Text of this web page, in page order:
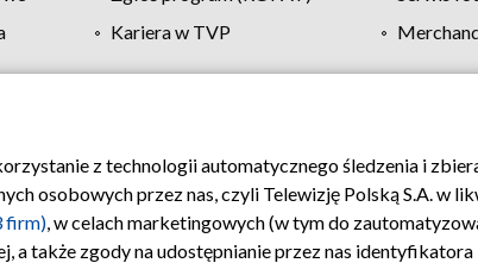
Kariera w TVP
prywatności Moje zgody Pomoc Biuro
z technologii automatycznego śledzenia i
osobowych przez nas, czyli Telewizję Polską S.A. w
firm), w celach marketingowych (w tym do
a także zgody na udostępnianie przez nas